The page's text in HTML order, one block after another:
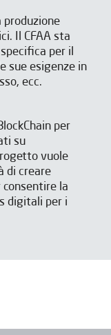
produzione
Il CFAA sta
per il
sue esigenze in
ecc.
per
su
vuole
di creare
la
digitali per i